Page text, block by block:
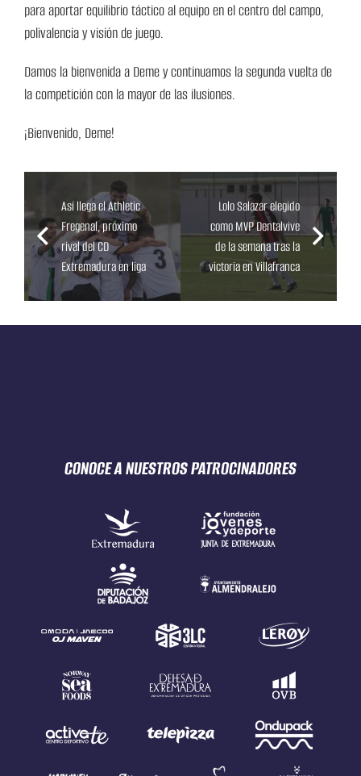
para aportar equilibrio táctico al equipo en el centro del campo,
polivalencia y visión de juego.
Damos la bienvenida a Deme y continuamos la segunda vuelta de
la competición con la mayor de las ilusiones.
¡Bienvenido, Deme!
Así llega el Athletic
Fregenal, próximo
rival del CD
Extremadura en liga
Lolo Salazar elegido
como MVP Dentalvive
de la semana tras la
victoria en Villafranca
CONOCE A NUESTROSPATROCINADORES